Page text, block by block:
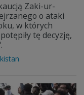
Zaki-ur-
o ataki
w których
tę decyzję,